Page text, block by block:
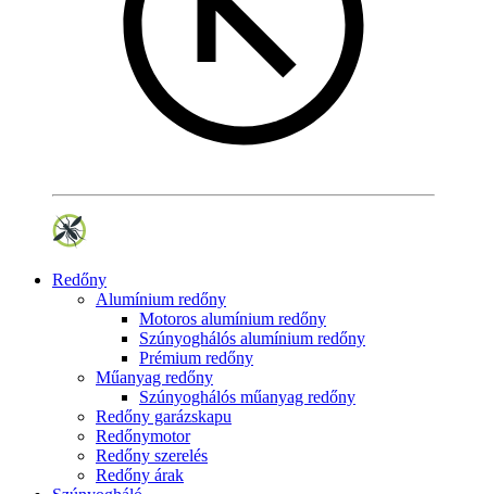
Redőny
Alumínium redőny
Motoros alumínium redőny
Szúnyoghálós alumínium redőny
Prémium redőny
Műanyag redőny
Szúnyoghálós műanyag redőny
Redőny garázskapu
Redőnymotor
Redőny szerelés
Redőny árak